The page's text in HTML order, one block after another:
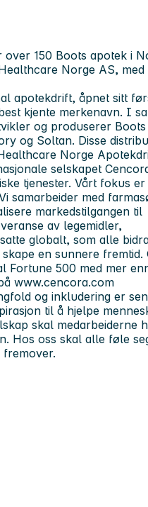
over 150 Boots apotek i
Norge AS, med
apotekdrift, åpnet sitt
kjente merkenavn. I
og produserer
og Soltan. Disse
Norge
selskapet
tjenester. Vårt fokus er
samarbeider med
markedstilgangen til
av legemidler,
globalt, som alle
en sunnere fremtid.
Fortune 500 med mer
www.cencora.com
og inkludering er
til å hjelpe
skal medarbeiderne
Hos oss skal alle føle